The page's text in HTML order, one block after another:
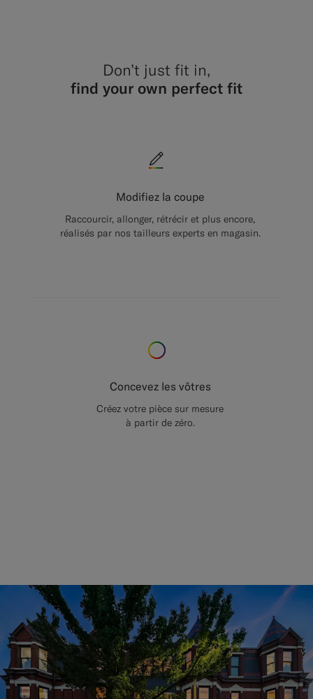
Don’t just fit in,
find your own perfect fit
Modifiez la coupe
Raccourcir, allonger, rétrécir et plus encore,
réalisés par nos tailleurs experts en magasin.
Concevez les vôtres
Créez votre pièce sur mesure
à partir de zéro.